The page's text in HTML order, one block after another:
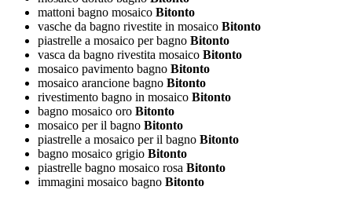
mattoni bagno mosaico Bitonto
vasche da bagno rivestite in mosaico Bitonto
piastrelle a mosaico per bagno Bitonto
vasca da bagno rivestita mosaico Bitonto
mosaico pavimento bagno Bitonto
mosaico arancione bagno Bitonto
rivestimento bagno in mosaico Bitonto
bagno mosaico oro Bitonto
mosaico per il bagno Bitonto
piastrelle a mosaico per il bagno Bitonto
bagno mosaico grigio Bitonto
piastrelle bagno mosaico rosa Bitonto
immagini mosaico bagno Bitonto